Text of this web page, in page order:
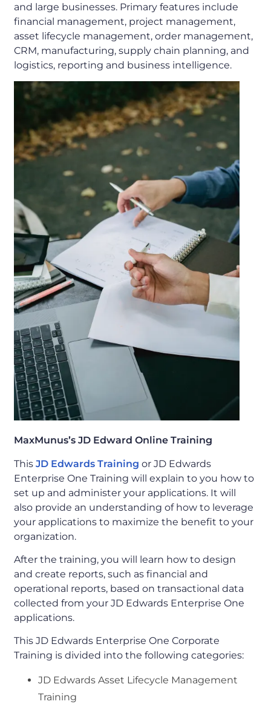
and large businesses. Primary features include
financial management, project management,
asset lifecycle management, order management,
CRM, manufacturing, supply chain planning, and
logistics, reporting and business intelligence.
MaxMunus’s JD Edward Online Training
ThisJD Edwards Training or JD Edwards
Enterprise One Training will explain to you how to
set up and administer your applications. It will
also provide an understanding of how to leverage
your applications to maximize the benefit to your
organization.
After the training, you will learn how to design
and create reports, such as financial and
operational reports, based on transactional data
collected from your JD Edwards Enterprise One
applications.
This JD Edwards Enterprise One Corporate
Training is divided into the following categories:
JD Edwards Asset Lifecycle Management
Training